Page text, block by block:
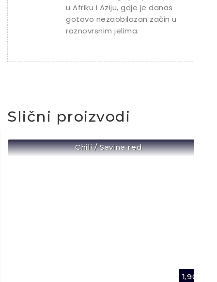
u Afriku i Aziju, gdje je danas
gotovo nezaobilazan začin u
raznovrsnim jelima.
Slični proizvodi
Chili / Savina red
1,90